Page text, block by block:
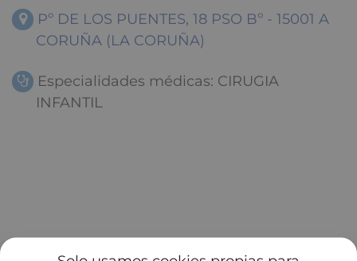
Pº DE LOS PUENTES, 18 PSO Bº - 15001 A
CORUÑA (LA CORUÑA)
Especialidades médicas: CIRUGIA
INFANTIL